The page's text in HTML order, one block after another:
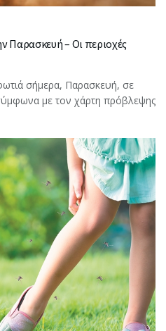
Παρασκευή – Οι περιοχές
σήμερα, Παρασκευή, σε
με τον χάρτη πρόβλεψης